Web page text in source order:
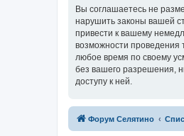
Вы соглашаетесь не
нарушить законы вашей
привести к вашему
возможности проведения
любое время по своему
без вашего разрешения,
доступу к ней.
Форум Селятино